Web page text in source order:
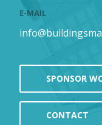
E-MAIL
SPONSOR
CONTACT